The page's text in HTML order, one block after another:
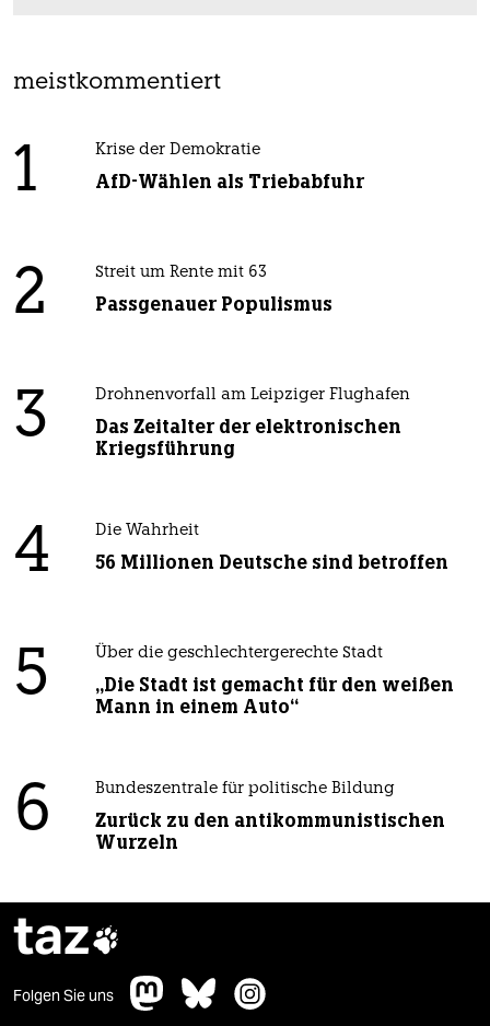
meistkommentiert
1 Krise der Demokratie
AfD-Wählen als Triebabfuhr
2 Streit um Rente mit 63
Passgenauer Populismus
3 Drohnenvorfall am Leipziger Flughafen
Das Zeitalter der elektronischen
Kriegsführung
4 Die Wahrheit
56 Millionen Deutsche sind betroffen
5 Über die geschlechtergerechte Stadt
„Die Stadt ist gemacht für den weißen
Mann in einem Auto“
6 Bundeszentrale für politische Bildung
Zurück zu den antikommunistischen
Wurzeln
taz
Folgen Sie uns